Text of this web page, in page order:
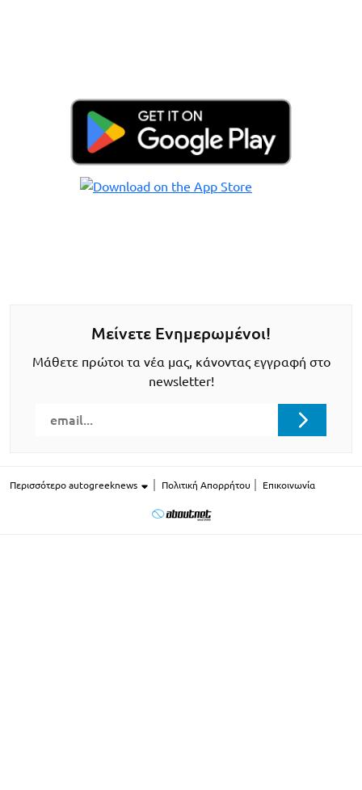
Μείνετε Ενημερωμένοι!
Μάθετε πρώτοι τα νέα μας, κάνοντας εγγραφή στο
newsletter!
Περισσότερο autogreeknews Πολιτική Απορρήτου Επικοινωνία